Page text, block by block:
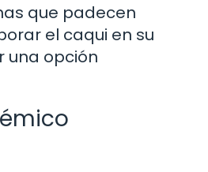
que padecen
el caqui en su
una opción